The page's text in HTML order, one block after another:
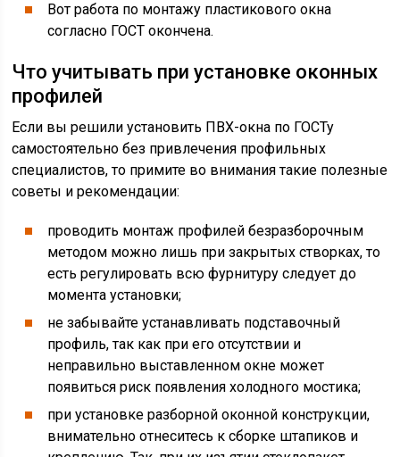
Вот работа по монтажу пластикового окна
согласно ГОСТ окончена.
Что учитывать при установке оконных
профилей
Если вы решили установить ПВХ-окна по ГОСТу
самостоятельно без привлечения профильных
специалистов, то примите во внимания такие полезные
советы и рекомендации:
проводить монтаж профилей безразборочным
методом можно лишь при закрытых створках, то
есть регулировать всю фурнитуру следует до
момента установки;
не забывайте устанавливать подставочный
профиль, так как при его отсутствии и
неправильно выставленном окне может
появиться риск появления холодного мостика;
при установке разборной оконной конструкции,
внимательно отнеситесь к сборке штапиков и